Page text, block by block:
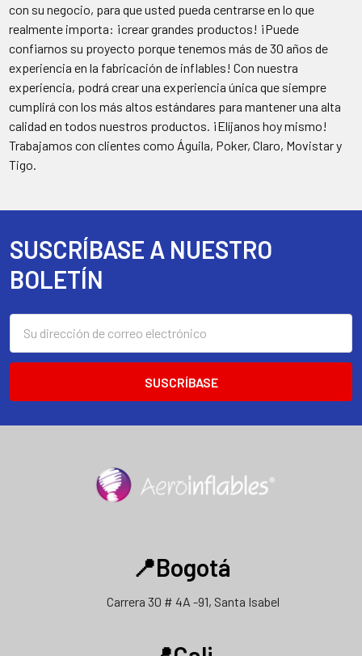
con su negocio, para que usted pueda centrarse en lo que
realmente importa: ¡crear grandes productos! ¡Puede
confiarnos su proyecto porque tenemos más de 30 años de
experiencia en la fabricación de inflables! Con nuestra
experiencia, podrá crear una experiencia única que siempre
cumplirá con los más altos estándares para mantener una alta
calidad en todos nuestros productos. ¡Elíjanos hoy mismo!
Trabajamos con clientes como Águila, Poker, Claro, Movistar y
Tigo.
Footer
SUSCRÍBASE A NUESTRO
BOLETÍN
correo
📍Bogotá
Carrera 30 # 4A -91, Santa Isabel